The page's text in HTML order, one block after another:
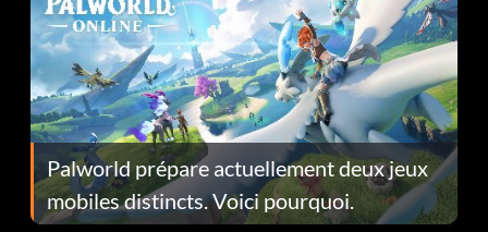
Palworld prépare actuellement deux jeux
mobiles distincts. Voici pourquoi.